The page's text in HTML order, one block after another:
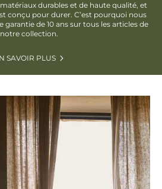
durables et de haute qualité, et
conçu pour durer. C’est pourquoi nous
de 10 ans sur tous les articles de
notre collection.
SAVOIR PLUS